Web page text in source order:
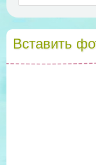
Вставить